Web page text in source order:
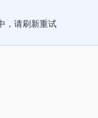
，请刷新重试